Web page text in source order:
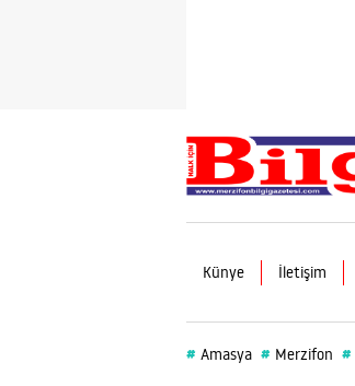
Künye İletişim
# Amasya # Merzifon #